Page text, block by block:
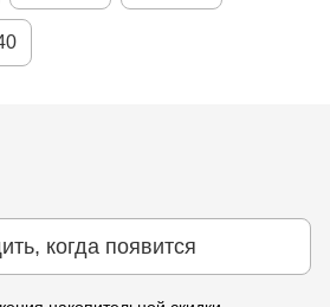
когда появится